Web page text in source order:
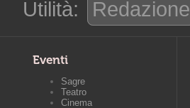
Utilità:
Redazione
Eventi
Sagre
Teatro
Cinema